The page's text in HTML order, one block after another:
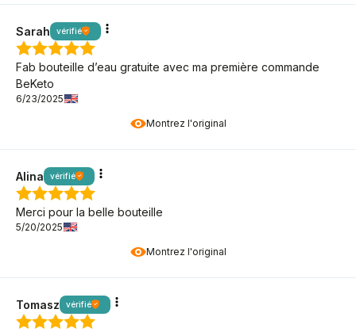
Montrez l'original
Sarah vérifié
Fab bouteille d’eau gratuite avec ma première commande
BeKeto
6/23/2025
Montrez l'original
Alina vérifié
Merci pour la belle bouteille
5/20/2025
Tomasz vérifié